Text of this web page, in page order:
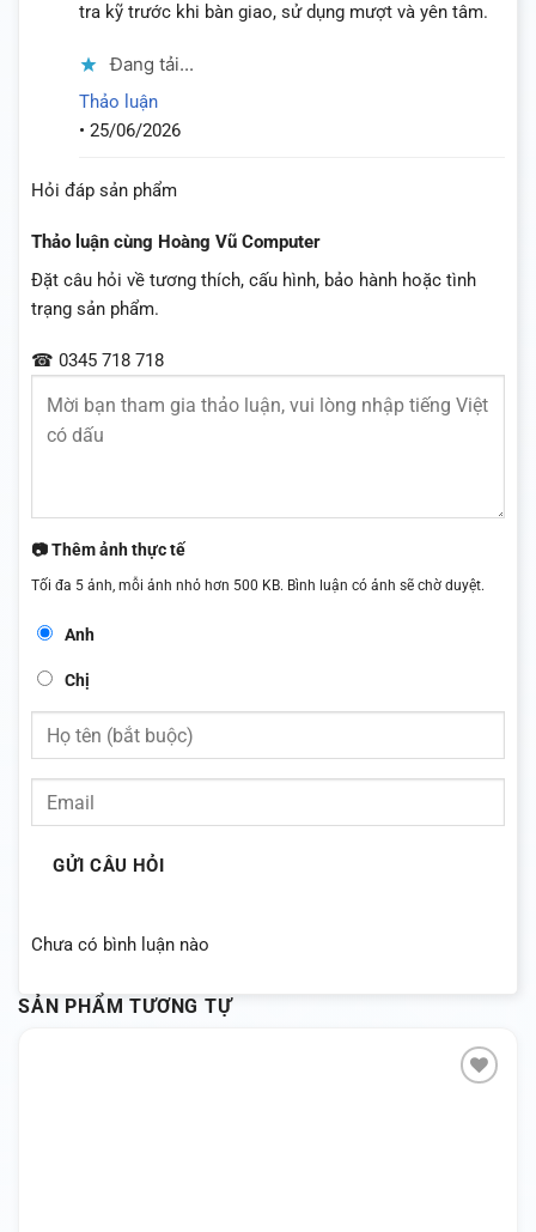
tra kỹ trước khi bàn giao, sử dụng mượt và yên tâm.
Đang tải...
Thảo luận
• 25/06/2026
Hỏi đáp sản phẩm
Thảo luận cùng Hoàng Vũ Computer
Đặt câu hỏi về tương thích, cấu hình, bảo hành hoặc tình
trạng sản phẩm.
☎ 0345 718 718
📷 Thêm ảnh thực tế
Tối đa 5 ảnh, mỗi ảnh nhỏ hơn 500 KB. Bình luận có ảnh sẽ chờ duyệt.
Anh
Chị
GỬI CÂU HỎI
Chưa có bình luận nào
SẢN PHẨM TƯƠNG TỰ